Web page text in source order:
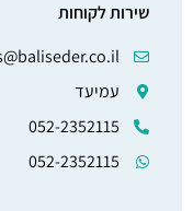
שירות לקוחות
עמיעד
052-2352115
052-2352115